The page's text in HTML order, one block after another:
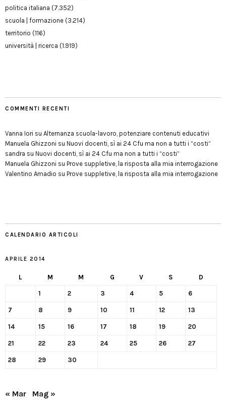
politica italiana (7.352)
scuola | formazione (3.214)
territorio (116)
università | ricerca (1.919)
COMMENTI RECENTI
Vanna Iori su Alternanza scuola-lavoro, potenziare contenuti educativi
Manuela Ghizzoni su Nuovi docenti, sì ai 24 Cfu ma non a tutti i “costi”
sandra su Nuovi docenti, sì ai 24 Cfu ma non a tutti i “costi”
Manuela Ghizzoni su Prove suppletive, la risposta alla mia interrogazione
Valentino Amadio su Prove suppletive, la risposta alla mia interrogazione
CALENDARIO ARTICOLI
APRILE 2014
L M M G V S D
1 2 3 4 5 6
7 8 9 10 11 12 13
14 15 16 17 18 19 20
21 22 23 24 25 26 27
28 29 30
« Mar Mag »